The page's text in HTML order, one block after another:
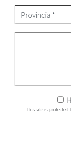
This site is protected